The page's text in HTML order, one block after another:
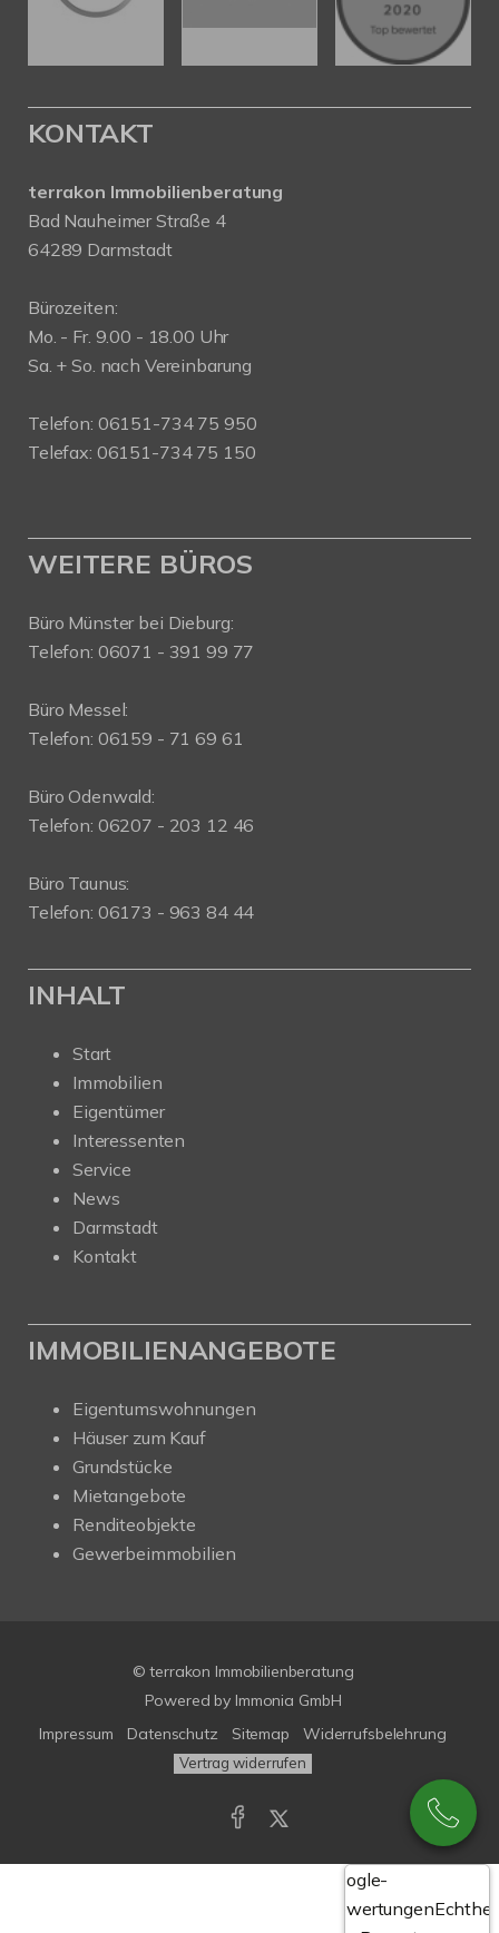
KONTAKT
terrakon Immobilienberatung
Bad Nauheimer Straße 4
64289 Darmstadt
Bürozeiten:
Mo. - Fr. 9.00 - 18.00 Uhr
Sa. + So. nach Vereinbarung
Telefon: 06151-734 75 950
Telefax: 06151-734 75 150
WEITERE BÜROS
Büro Münster bei Dieburg:
Telefon: 06071 - 391 99 77
Büro Messel:
Telefon: 06159 - 71 69 61
Büro Odenwald:
Telefon: 06207 - 203 12 46
Büro Taunus:
Telefon: 06173 - 963 84 44
INHALT
Start
Immobilien
Eigentümer
Interessenten
Service
News
Darmstadt
Kontakt
IMMOBILIENANGEBOTE
Eigentumswohnungen
Häuser zum Kauf
Grundstücke
Mietangebote
Renditeobjekte
Gewerbeimmobilien
© terrakon Immobilienberatung
Powered by Immonia GmbH
Impressum
Datenschutz Sitemap Widerrufsbelehrung
Vertrag widerrufen
Google-
Bewertungen